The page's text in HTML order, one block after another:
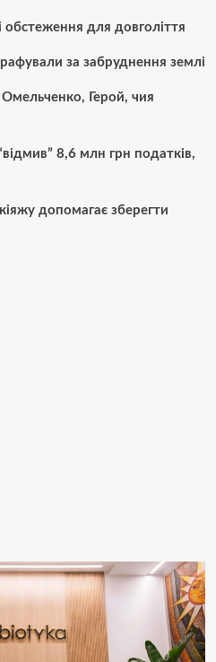
обстеження для довголіття
за забруднення землі
Герой, чия
8,6 млн грн податків,
допомагає зберегти